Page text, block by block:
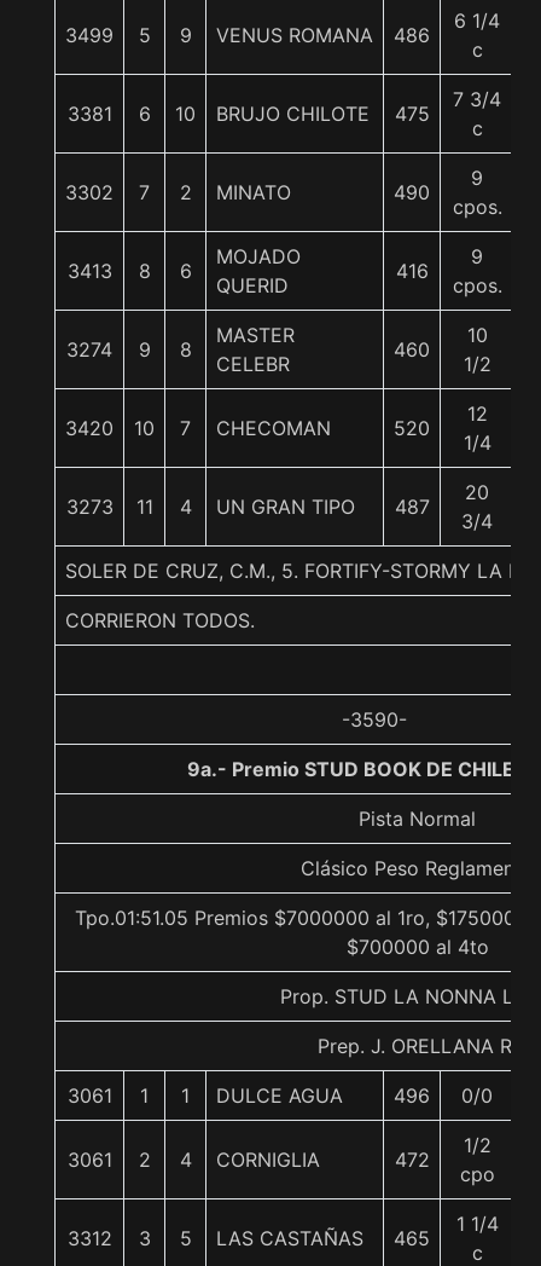
3499 5 9 VENUS ROMANA 486
6 1/4
c
3381 6 10 BRUJO CHILOTE 475
7 3/4
c
3302 7 2 MINATO 490
9
cpos.
3413 8 6
MOJADO
QUERID
416
9
cpos.
3274 9 8
MASTER
CELEBR
460
10
1/2
3420 10 7 CHECOMAN 520
12
1/4
3273 11 4 UN GRAN TIPO 487
20
3/4
SOLER DE CRUZ, C.M., 5. FORTIFY-STORMY LA
CORRIERON TODOS.
-3590-
9a.- Premio STUD BOOK DE CHILE,
Pista Normal
Clásico Peso Reglamento
Tpo.01:51.05 Premios $7000000 al 1ro,
$700000 al 4to
Prop. STUD LA NONNA
Prep. J. ORELLANA R.
3061 1 1 DULCE AGUA 496 0/0
3061 2 4 CORNIGLIA 472
1/2
cpo
3312 3 5 LAS CASTAÑAS 465
1 1/4
c